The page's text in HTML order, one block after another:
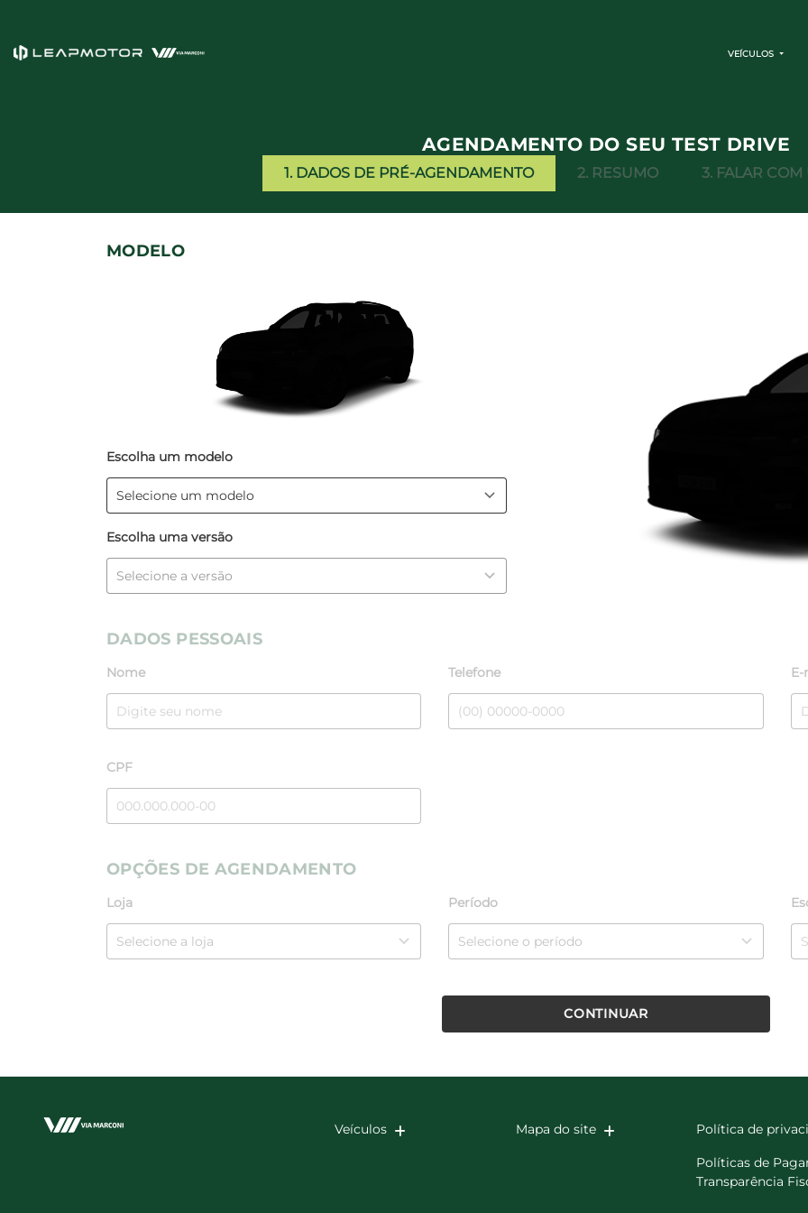
VEÍCULOS
AGENDAMENTO DO SEU TEST DRIVE
1. DADOS DE PRÉ-AGENDAMENTO 2. RESUMO 3. FALAR
MODELO
Escolha um modelo
Escolha uma versão
DADOS PESSOAIS
Nome Telefone
CPF
OPÇÕES DE AGENDAMENTO
Loja Período
CONTINUAR
Veículos Mapa do site Política de
Políticas de
Transparência